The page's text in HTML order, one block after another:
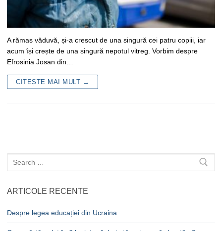
A rămas văduvă, și-a crescut de una singură cei patru copiii, iar
acum își crește de una singură nepotul vitreg. Vorbim despre
Efrosinia Josan din…
CITEȘTE MAI MULT →
Caută
după:
ARTICOLE RECENTE
Despre legea educației din Ucraina